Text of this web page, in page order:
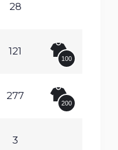
28
121
100
277
200
3